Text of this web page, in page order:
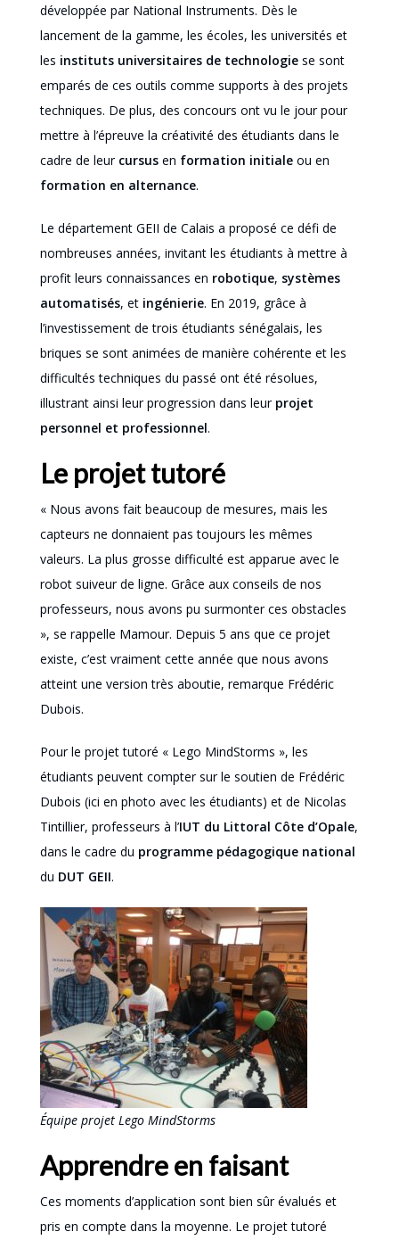
développée par National Instruments. Dès le
lancement de la gamme, les écoles, les universités et
les instituts universitaires de technologie se sont
emparés de ces outils comme supports à des projets
techniques. De plus, des concours ont vu le jour pour
mettre à l’épreuve la créativité des étudiants dans le
cadre de leur cursus en formation initiale ou en
formation en alternance.
Le département GEII de Calais a proposé ce défi de
nombreuses années, invitant les étudiants à mettre à
profit leurs connaissances en robotique, systèmes
automatisés, et ingénierie. En 2019, grâce à
l’investissement de trois étudiants sénégalais, les
briques se sont animées de manière cohérente et les
difficultés techniques du passé ont été résolues,
illustrant ainsi leur progression dans leur projet
personnel et professionnel.
Le projet tutoré
« Nous avons fait beaucoup de mesures, mais les
capteurs ne donnaient pas toujours les mêmes
valeurs. La plus grosse difficulté est apparue avec le
robot suiveur de ligne. Grâce aux conseils de nos
professeurs, nous avons pu surmonter ces obstacles
», se rappelle Mamour. Depuis 5 ans que ce projet
existe, c’est vraiment cette année que nous avons
atteint une version très aboutie, remarque Frédéric
Dubois.
Pour le projet tutoré « Lego MindStorms », les
étudiants peuvent compter sur le soutien de Frédéric
Dubois (ici en photo avec les étudiants) et de Nicolas
Tintillier, professeurs à l’IUT du Littoral Côte d’Opale,
dans le cadre du programme pédagogique national
du DUT GEII.
Équipe projet Lego MindStorms
Apprendre en faisant
Ces moments d’application sont bien sûr évalués et
pris en compte dans la moyenne. Le projet tutoré